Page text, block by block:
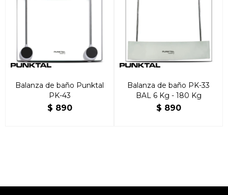
Balanza de baño Punktal
PK-43
$ 890
Balanza de baño PK-33
BAL 6 Kg - 180 Kg
$ 890